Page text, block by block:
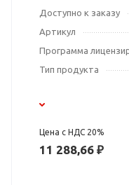
Доступно к заказу
Артикул
Программа
Тип продукта
Цена с НДС 20%
11 288,66 ₽